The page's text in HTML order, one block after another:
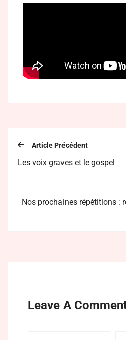
Article Précédent
Les voix graves et le gospel
Nos prochaines répétitions :
Leave A